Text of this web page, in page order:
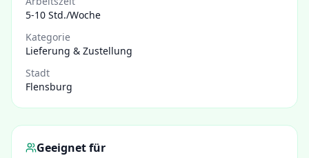
5-10 Std./Woche
Kategorie
Lieferung & Zustellung
Stadt
Flensburg
Geeignet für